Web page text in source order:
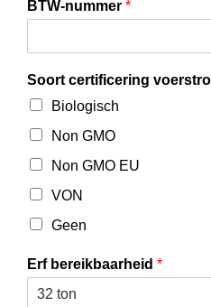
BTW-nummer*
Soort certificering
Biologisch
Non GMO
Non GMO EU
VON
Geen
Erf bereikbaarheid*